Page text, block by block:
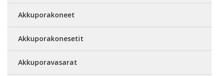
Akkuporakoneet
Akkuporakonesetit
Akkuporavasarat